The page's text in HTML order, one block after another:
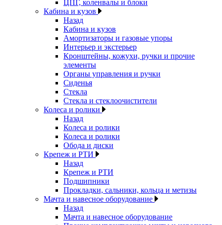
ЦПГ, коленвалы и блоки
Кабина и кузов
Назад
Кабина и кузов
Амортизаторы и газовые упоры
Интерьер и экстерьер
Кронштейны, кожухи, ручки и прочие
элементы
Органы управления и ручки
Сиденья
Стекла
Стекла и стеклоочистители
Колеса и ролики
Назад
Колеса и ролики
Колеса и ролики
Обода и диски
Крепеж и РТИ
Назад
Крепеж и РТИ
Подшипники
Прокладки, сальники, кольца и метизы
Мачта и навесное оборудование
Назад
Мачта и навесное оборудование